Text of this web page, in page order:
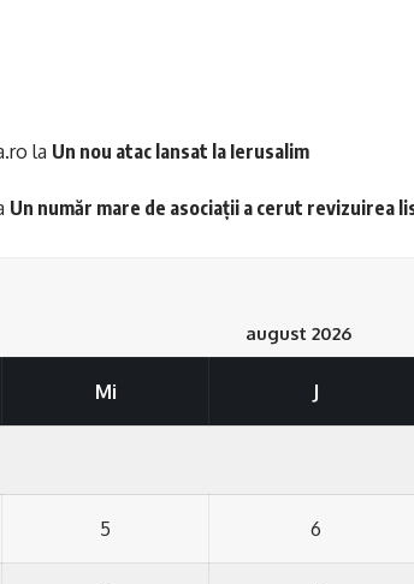
la Un nou atac lansat la Ierusalim
Un număr mare de asociații a cerut revizuirea
august 2026
Mi J
5 6